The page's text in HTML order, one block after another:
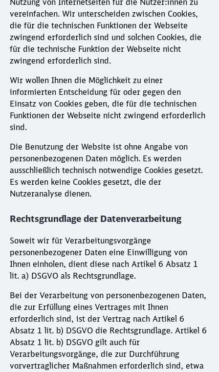
Nutzung von Internetseiten für die Nutzer:innen zu
vereinfachen. Wir unterscheiden zwischen Cookies,
die für die technischen Funktionen der Webseite
zwingend erforderlich sind und solchen Cookies, die
für die technische Funktion der Webseite nicht
zwingend erforderlich sind.
Wir wollen Ihnen die Möglichkeit zu einer
informierten Entscheidung für oder gegen den
Einsatz von Cookies geben, die für die technischen
Funktionen der Webseite nicht zwingend erforderlich
sind.
Die Benutzung der Website ist ohne Angabe von
personenbezogenen Daten möglich. Es werden
ausschließlich technisch notwendige Cookies gesetzt.
Es werden keine Cookies gesetzt, die der
Nutzeranalyse dienen.
Rechtsgrundlage der Datenverarbeitung
Soweit wir für Verarbeitungsvorgänge
personenbezogener Daten eine Einwilligung von
Ihnen einholen, dient diese nach Artikel 6 Absatz 1
lit. a) DSGVO als Rechtsgrundlage.
Bei der Verarbeitung von personenbezogenen Daten,
die zur Erfüllung eines Vertrages mit Ihnen
erforderlich sind, ist der Vertrag nach Artikel 6
Absatz 1 lit. b) DSGVO die Rechtsgrundlage. Artikel 6
Absatz 1 lit. b) DSGVO gilt auch für
Verarbeitungsvorgänge, die zur Durchführung
vorvertraglicher Maßnahmen erforderlich sind, etwa